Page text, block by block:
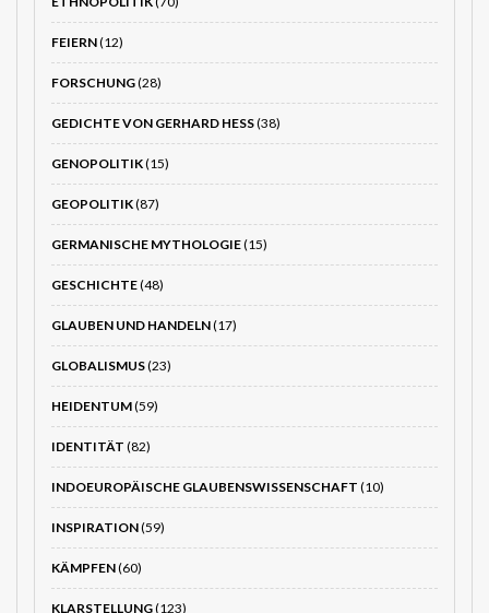
FEIERN(12)
FORSCHUNG(28)
GEDICHTE VON GERHARD HESS(38)
GENOPOLITIK(15)
GEOPOLITIK(87)
GERMANISCHE MYTHOLOGIE(15)
GESCHICHTE(48)
GLAUBEN UND HANDELN(17)
GLOBALISMUS(23)
HEIDENTUM(59)
IDENTITÄT (82)
INDOEUROPÄISCHE GLAUBENSWISSENSCHAFT (10)
INSPIRATION(59)
KÄMPFEN(60)
KLARSTELLUNG(123)